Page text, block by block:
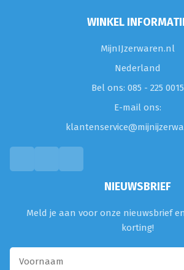
WINKEL
MijnIJzerwaren.nl
Nederland
Bel ons: 085 - 225 0015
E-mail ons:
NIEUWSBRIEF
Meld je aan voor onze nieuwsbrief
korting!